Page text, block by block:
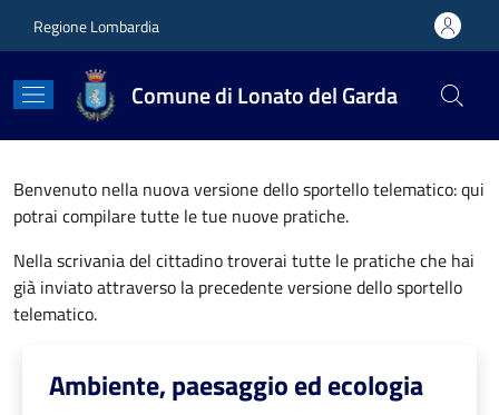
Regione Lombardia
Comune di Lonato del Garda
Benvenuto nella nuova versione dello sportello telematico: qui
potrai compilare tutte le tue nuove pratiche.
Nella scrivania del cittadino troverai tutte le pratiche che hai
già inviato attraverso la precedente versione dello sportello
telematico.
Ambiente, paesaggio ed ecologia